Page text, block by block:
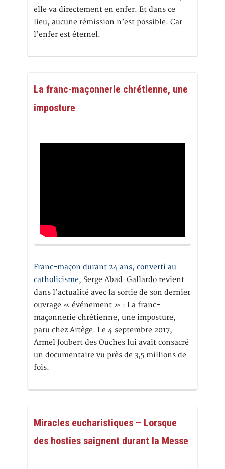
elle va directement en enfer. Et dans ce
lieu, aucune rémission n’est possible. Car
l’enfer est éternel.
La franc-maçonnerie chrétienne, une
imposture
Franc-maçon durant 24 ans, converti au
catholicisme, Serge Abad-Gallardo revient
dans l’actualité avec la sortie de son dernier
ouvrage « événement » : La franc-
maçonnerie chrétienne, une imposture,
paru chez Artège. Le 4 septembre 2017,
Armel Joubert des Ouches lui avait consacré
un documentaire vu près de 3,5 millions de
fois.
Miracles eucharistiques – Lorsque
des hosties saignent durant la Messe